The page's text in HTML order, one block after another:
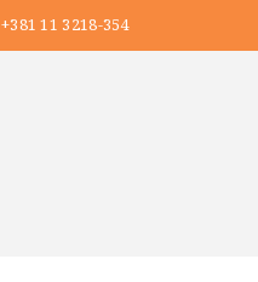
+381 11 3218-354